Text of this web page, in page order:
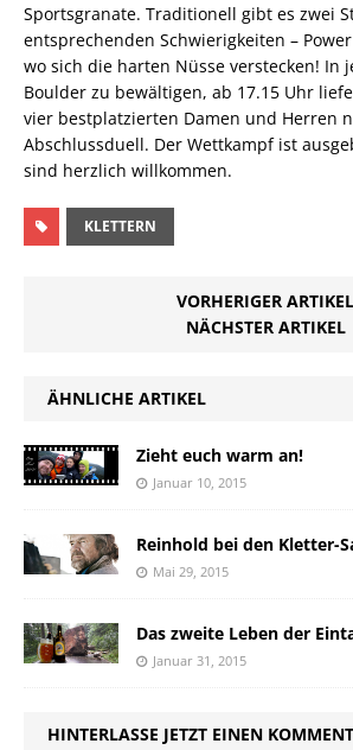
Sportsgranate. Traditionell gibt es zwei
entsprechenden Schwierigkeiten –
wo sich die harten Nüsse verstecken! In
Boulder zu bewältigen, ab 17.15 Uhr
vier bestplatzierten Damen und Herren
Abschlussduell. Der Wettkampf ist
sind herzlich willkommen.
KLETTERN
VORHERIGER ARTIKEL
NÄCHSTER ARTIKEL
ÄHNLICHE ARTIKEL
Zieht euch warm an!
Januar 10, 2015
Reinhold bei den Kletter-
Mai 29, 2015
Das zweite Leben der
Januar 31, 2015
HINTERLASSE JETZT EINEN